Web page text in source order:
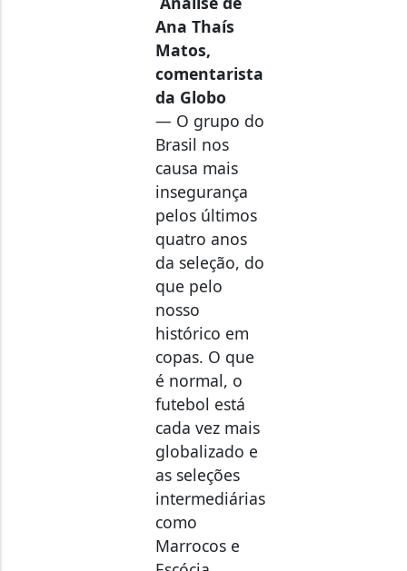
Ana Thaís
Matos,
comentarista
da Globo
— O grupo do
Brasil nos
causa mais
insegurança
pelos últimos
quatro anos
da seleção, do
que pelo
nosso
histórico em
copas. O que
é normal, o
futebol está
cada vez mais
globalizado e
as seleções
intermediárias
como
Marrocos e
Escócia